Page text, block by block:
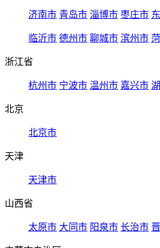
济南市 青岛市 淄博市 枣庄市
临沂市 德州市 聊城市 滨州市
浙江省
杭州市 宁波市 温州市 嘉兴市
北京
北京市
天津
天津市
山西省
太原市 大同市 阳泉市 长治市